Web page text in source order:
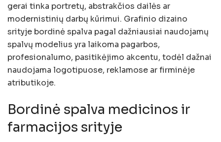
gerai tinka portretų, abstrakčios dailės ar
modernistinių darbų kūrimui. Grafinio dizaino
srityje bordinė spalva pagal dažniausiai naudojamų
spalvų modelius yra laikoma pagarbos,
profesionalumo, pasitikėjimo akcentu, todėl dažnai
naudojama logotipuose, reklamose ar firminėje
atributikoje.
Bordinė spalva medicinos ir
farmacijos srityje